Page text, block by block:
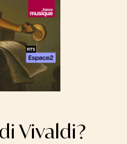
Vivaldi?